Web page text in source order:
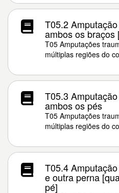
T05.2
ambos os braços
T05 Amputações
múltiplas regiões do
T05.3
ambos os pés
T05 Amputações
múltiplas regiões do
T05.4
e outra perna
pé]